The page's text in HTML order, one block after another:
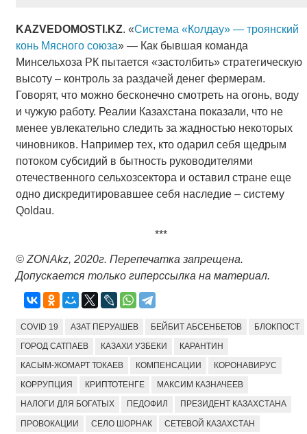
KAZVEDOMOSTI .KZ. «Система «Колдау» — троянский
конь Мясного союза» — Как бывшая команда
Минсельхоза РК пытается «застолбить» стратегическую
высоту – контроль за раздачей денег фермерам.
Говорят, что можно бесконечно смотреть на огонь, воду
и чужую работу. Реалии Казахстана показали, что не
менее увлекательно следить за жадностью некоторых
чиновников. Например тех, кто одарил себя щедрым
потоком субсидий в бытность руководителями
отечественного сельхозсектора и оставил стране еще
одно дискредитировавшее себя наследие – систему
Qoldau.
***
© ZONAkz, 2020г. Перепечатка запрещена.
Допускается только гиперссылка на материал.
COVID 19 АЗАТ ПЕРУАШЕВ БЕЙБИТ АБСЕНБЕТОВ БЛОКПОСТ
ГОРОД САТПАЕВ КАЗАХИ УЗБЕКИ КАРАНТИН
КАСЫМ-ЖОМАРТ ТОКАЕВ КОМПЕНСАЦИИ КОРОНАВИРУС
КОРРУПЦИЯ КРИПТОТЕНГЕ МАКСИМ КАЗНАЧЕЕВ
НАЛОГИ ДЛЯ БОГАТЫХ ПЕДОФИЛ ПРЕЗИДЕНТ КАЗАХСТАНА
ПРОВОКАЦИИ СЕЛО ШОРНАК СЕТЕВОЙ КАЗАХСТАН